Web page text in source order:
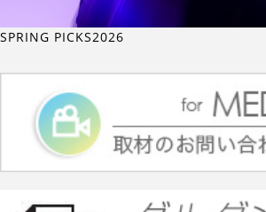
SPRING PICKS2026